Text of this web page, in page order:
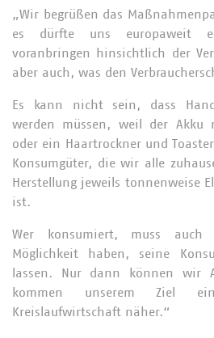
„Wir begrüßen das
es dürfte uns europaweit
voranbringen hinsichtlich der
aber auch, was den
Es kann nicht sein, dass
werden müssen, weil der Akku
oder ein Haartrockner und
Konsumgüter, die wir alle
Herstellung jeweils tonnenweise
ist.
Wer konsumiert, muss
Möglichkeit haben, seine
lassen. Nur dann können wir
kommen unserem Ziel
Kreislaufwirtschaft näher.“